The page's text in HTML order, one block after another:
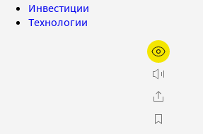
Инвестиции
Технологии